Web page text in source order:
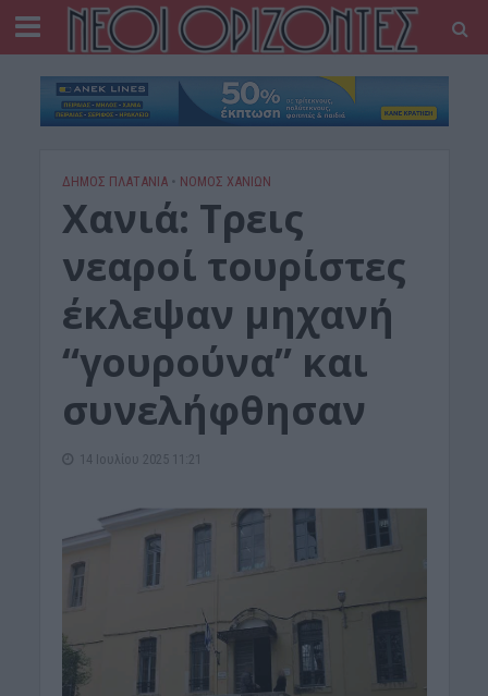
ΔΉΜΟΣ ΠΛΑΤΑΝΙΆ • ΝΟΜΌΣ ΧΑΝΊΩΝ
Χανιά: Τρεις
νεαροί τουρίστες
έκλεψαν μηχανή
“γουρούνα” και
συνελήφθησαν
14 Ιουλίου 2025 11:21